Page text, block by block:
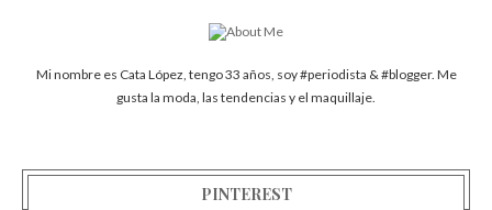
Mi nombre es Cata López, tengo 33 años, soy #periodista & #blogger. Me
gusta la moda, las tendencias y el maquillaje.
PINTEREST